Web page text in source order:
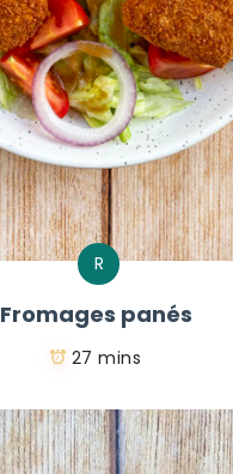
R
Fromages panés
27 mins